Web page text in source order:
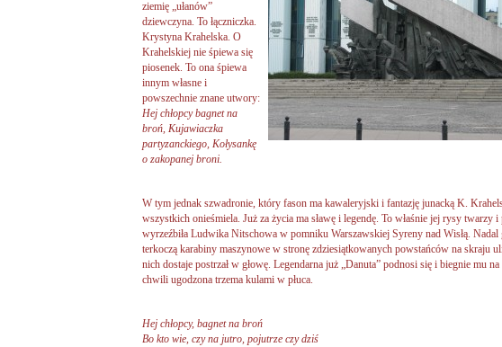
ziemię „ułanów”
dziewczyna. To łączniczka.
Krystyna Krahelska. O
Krahelskiej nie śpiewa się
piosenek. To ona śpiewa
innym własne i
powszechnie znane utwory:
Hej chłopcy bagnet na
broń, Kujawiaczka
partyzanckiego, Kołysankę
o zakopanej broni.
W tym jednak szwadronie, który fason ma kawaleryjski i fantazję junacką K.
wszystkich onieśmiela. Już za życia ma sławę i legendę. To właśnie jej rysy twarzy i
wyrzeźbiła Ludwika Nitschowa w pomniku Warszawskiej Syreny nad Wisłą. Nadal
terkoczą karabiny maszynowe w stronę zdziesiątkowanych powstańców na skraju
nich dostaje postrzał w głowę. Legendarna już „Danuta” podnosi się i biegnie mu
chwili ugodzona trzema kulami w płuca.
Hej chłopcy, bagnet na broń
Bo kto wie, czy na jutro, pojutrze czy dziś